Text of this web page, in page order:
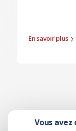
En savoir plus
Vous avez